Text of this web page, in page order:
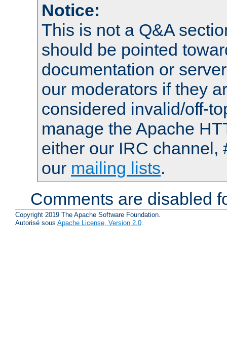
Notice:
This is not a Q&A
should be pointed
documentation or
our moderators if they
considered invalid/off-
manage the Apache
either our IRC channel,
our mailing lists.
Comments are disabled
Copyright 2019 The Apache Software Foundation.
Autorisé sous Apache License, Version 2.0.